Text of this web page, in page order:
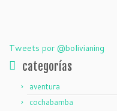
Tweets por @bolivianing
categorías
aventura
cochabamba